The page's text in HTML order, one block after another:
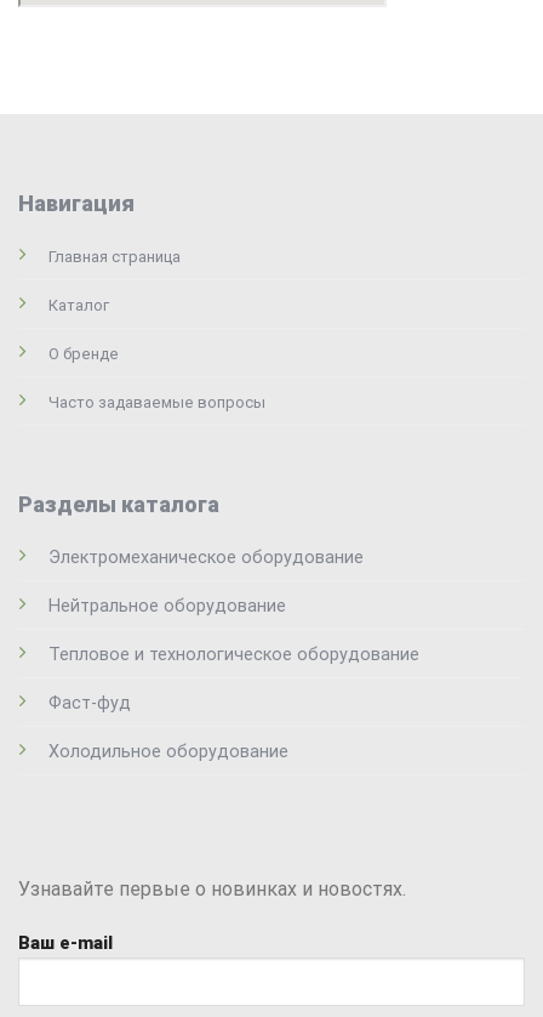
Навигация
Главная страница
Каталог
О бренде
Часто задаваемые вопросы
Разделы каталога
Электромеханическое оборудование
Нейтральное оборудование
Тепловое и технологическое оборудование
Фаст-фуд
Холодильное оборудование
Узнавайте первые о новинках и новостях.
Ваш e-mail